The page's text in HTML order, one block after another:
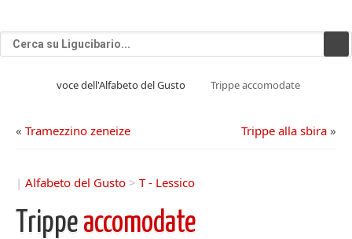
voce dell'Alfabeto del Gusto Trippe accomodate
« Tramezzino zeneize Trippe alla sbira »
| Alfabeto del Gusto > T - Lessico
Trippe accomodate